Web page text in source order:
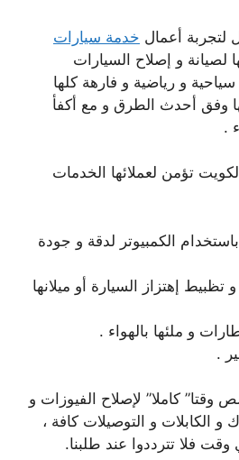
لتجربة أعمال خدمة سيارات
لصيانة و إصلاح السيارات
سياحية و رياضية و فارهة كلها
وفق أحدث الطرق و مع أكفأ
.
الكويت تؤمن لعملائها الخدمات
الكمبيوتر لدقة و جودة
تظبيط إهتزاز السيارة أو ميلانها
و ملئها بالهواء .
.
وقتا” كاملا” لإصلاح الفيوزات و
و الكابلات و التوصيلات كافة ،
فلا تترددوا عند طلبنا.